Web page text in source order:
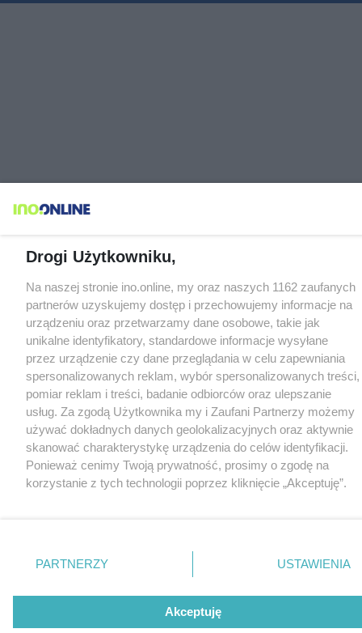
Drogi Użytkowniku,
Na naszej stronie ino.online, my oraz naszych 1162 zaufanych
partnerów uzyskujemy dostęp i przechowujemy informacje na
urządzeniu oraz przetwarzamy dane osobowe, takie jak
unikalne identyfikatory, standardowe informacje wysyłane
przez urządzenie czy dane przeglądania w celu zapewniania
spersonalizowanych reklam, wybór spersonalizowanych treści,
pomiar reklam i treści, badanie odbiorców oraz ulepszanie
usług. Za zgodą Użytkownika my i Zaufani Partnerzy możemy
używać dokładnych danych geolokalizacyjnych oraz aktywnie
skanować charakterystykę urządzenia do celów identyfikacji.
Ponieważ cenimy Twoją prywatność, prosimy o zgodę na
korzystanie z tych technologii poprzez kliknięcie „Akceptuję”.
nie wymagają zgody użytkownika, ale masz prawo sprzeciwić
się takiemu przetwarzaniu. Preferencje będą miały
Zapoznaj się z poniższymi informacjami, abyś mógł świadomie
PARTNERZY USTAWIENIA
Akceptuję